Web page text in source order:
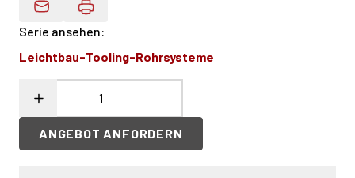
Produktdaten Per E-Mail
Serie ansehen:
Leichtbau-Tooling-Rohrsysteme
ANGEBOT ANFORDERN